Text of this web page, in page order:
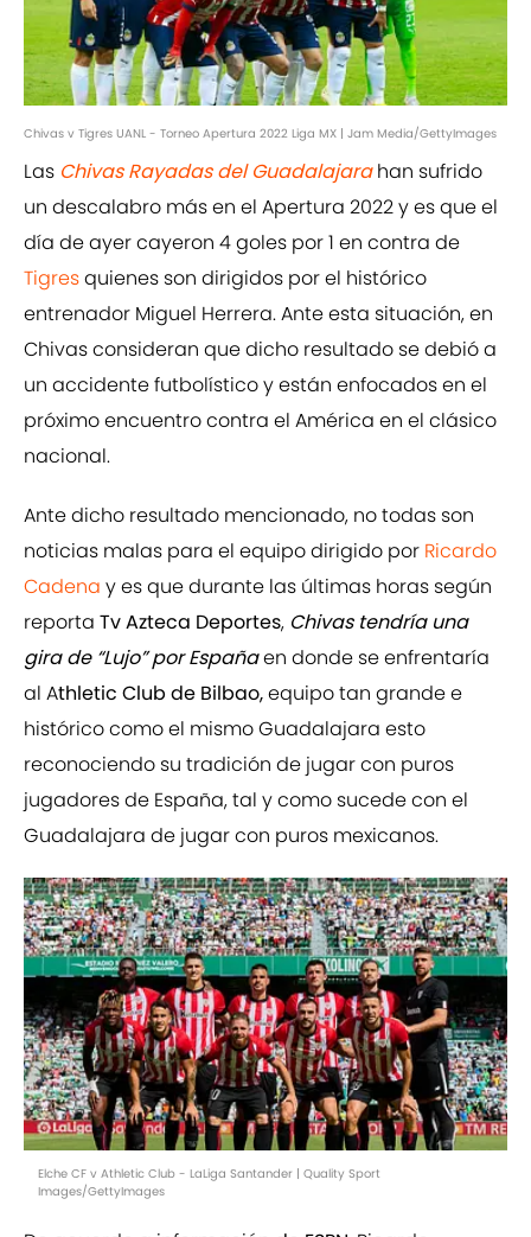
Chivas v Tigres UANL - Torneo Apertura 2022 Liga MX | Jam Media/GettyImages
Las Chivas Rayadas del Guadalajarahan sufrido
un descalabro más en el Apertura 2022 y es que el
día de ayer cayeron 4 goles por 1 en contra de
Tigresquienes son dirigidos por el histórico
entrenador Miguel Herrera. Ante esta situación, en
Chivas consideran que dicho resultado se debió a
un accidente futbolístico y están enfocados en el
próximo encuentro contra el América en el clásico
nacional.
Ante dicho resultado mencionado, no todas son
noticias malas para el equipo dirigido por Ricardo
Cadena y es que durante las últimas horas según
reporta Tv Azteca Deportes, Chivas tendría una
gira de “Lujo” por Españaen donde se enfrentaría
al Athletic Club de Bilbao,equipo tan grande e
histórico como el mismo Guadalajara esto
reconociendo su tradición de jugar con puros
jugadores de España, tal y como sucede con el
Guadalajara de jugar con puros mexicanos.
Elche CF v Athletic Club - LaLiga Santander | Quality Sport
Images/GettyImages